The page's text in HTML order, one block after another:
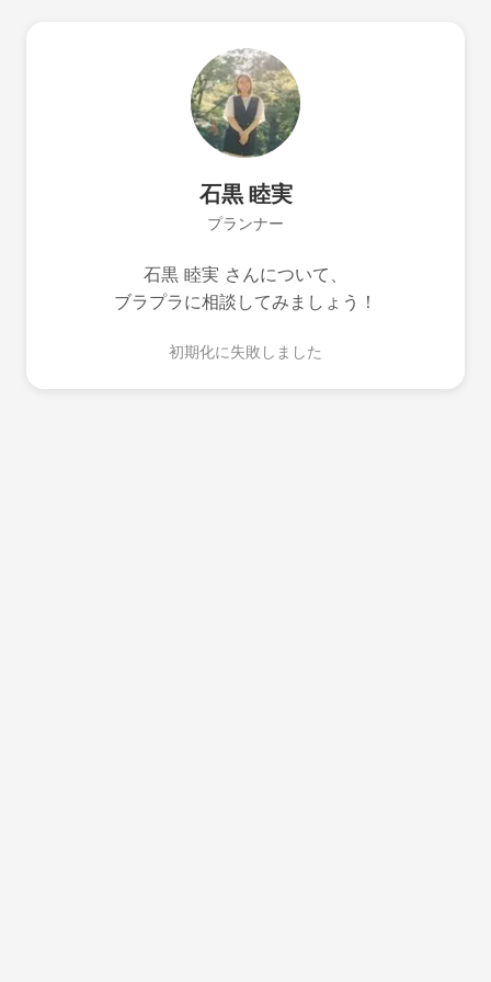
石黒 睦実
プランナー
石黒 睦実 さんについて、
ブラプラに相談してみましょう！
初期化に失敗しました